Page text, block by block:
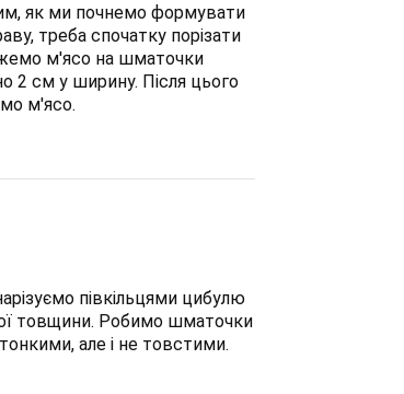
як ми почнемо формувати
треба спочатку порізати
м'ясо на шматочки
2 см у ширину. Після цього
м'ясо.
півкільцями цибулю
товщини. Робимо шматочки
але і не товстими.